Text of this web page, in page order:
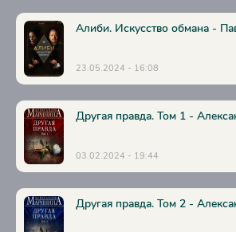
Алиби. Искусство обмана -
23.05.2024 - 16:08
Другая правда. Том 1 -
03.02.2024 - 19:44
Другая правда. Том 2 -